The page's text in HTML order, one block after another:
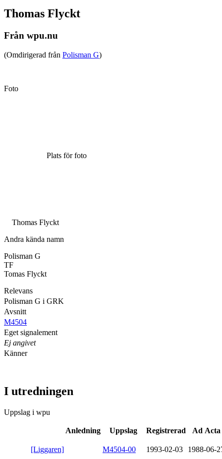
Thomas Flyckt
Från wpu.nu
(Omdirigerad från Polisman G)
Foto
Plats för foto
Thomas Flyckt
Andra kända namn
Polisman G
TF
Tomas Flyckt
Relevans
Polisman G i GRK
Avsnitt
M4504
Eget signalement
Ej angivet
Känner
I utredningen
Uppslag i wpu
Anledning Uppslag Registrerad Ad Acta
[Liggaren] M4504-00 1993-02-03 1988-06-